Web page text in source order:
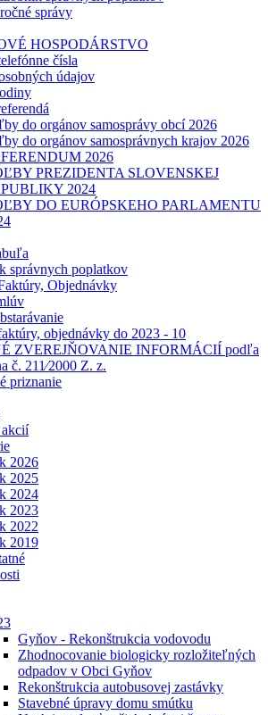
správy
HOSPODÁRSTVO
čísla
údajov
do orgánov samosprávy obcí 2026
do orgánov samosprávnych krajov 2026
2026
PREZIDENTA SLOVENSKEJ
2024
DO EURÓPSKEHO PARLAMENTU
správnych poplatkov
Objednávky
objednávky do 2023 - 10
ZVEREJŇOVANIE INFORMÁCIÍ podľa
č. 211⁄2000 Z. z.
priznanie
2026
2025
2024
2023
2022
2019
Gyňov - Rekonštrukcia vodovodu
Zhodnocovanie biologicky rozložiteľných
odpadov v Obci Gyňov
Rekonštrukcia autobusovej zastávky
Stavebné úpravy domu smútku